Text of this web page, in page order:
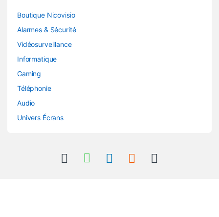
Boutique Nicovisio
Alarmes & Sécurité
Vidéosurveillance
Informatique
Gaming
Téléphonie
Audio
Univers Écrans